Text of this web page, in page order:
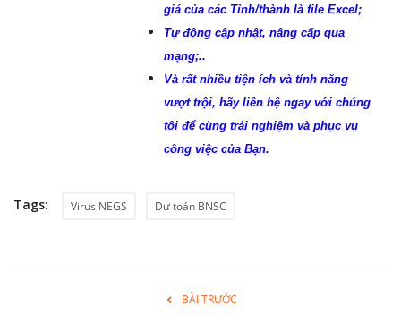
giá của các Tỉnh/thành là file Excel;
Tự động cập nhật, nâng cấp qua
mạng;..
Và rất nhiều tiện ích và tính năng
vượt trội, hãy liên hệ ngay với chúng
tôi để cùng trải nghiệm và phục vụ
công việc của Bạn.
Tags: Virus NEGS Dự toán BNSC
BÀI TRƯỚC